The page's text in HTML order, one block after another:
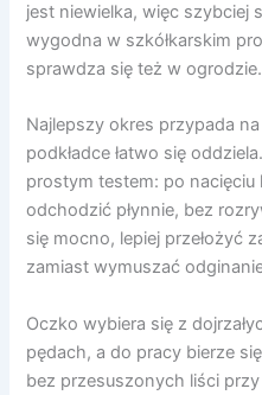
jest niewielka, więc szybciej
wygodna w szkółkarskim
sprawdza się też w ogrodzie.
Najlepszy okres przypada
podkładce łatwo się
prostym testem: po
odchodzić płynnie, bez
się mocno, lepiej przełożyć
zamiast wymuszać
Oczko wybiera się z
pędach, a do pracy bierze
bez przesuszonych liści